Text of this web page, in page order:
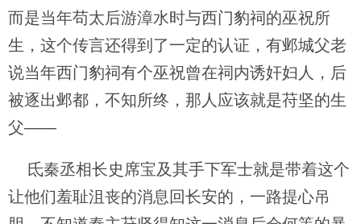
而是当年苟太后游漳水时与西门豹祠的巫祝所
生，这个传言还得到了一定的认证，有邺城父老
说当年西门豹祠有个巫祝曾在祠内诱奸妇人，后
被逐出邺都，不知所终，那人应该就是苻坚的生
父——
氐秦丞相长史席宝及其手下军士就是带着这个
让他们羞耻沮丧的消息回长安的，一路提心吊